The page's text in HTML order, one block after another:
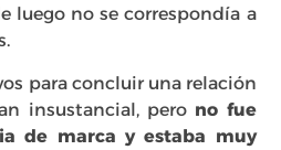
luego no se correspondía a
para concluir una relación
insustancial, pero no fue
de marca y estaba muy